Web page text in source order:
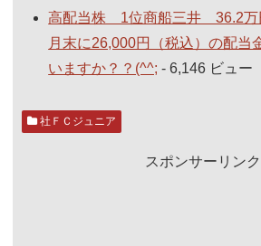
高配当株 1位商船三井 36.2万
月末に26,000円（税込）の配当
いますか？？(^^; - 6,146 ビュー
社ＦＣジュニア
スポンサーリンク